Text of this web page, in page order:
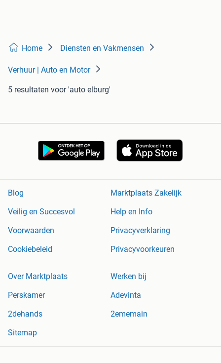
Home Diensten en Vakmensen
Verhuur | Auto en Motor
5 resultaten voor 'auto elburg'
Blog
Marktplaats Zakelijk
Veilig en Succesvol
Help en Info
Voorwaarden
Privacyverklaring
Cookiebeleid
Privacyvoorkeuren
Over Marktplaats
Werken bij
Perskamer
Adevinta
2dehands
2ememain
Sitemap